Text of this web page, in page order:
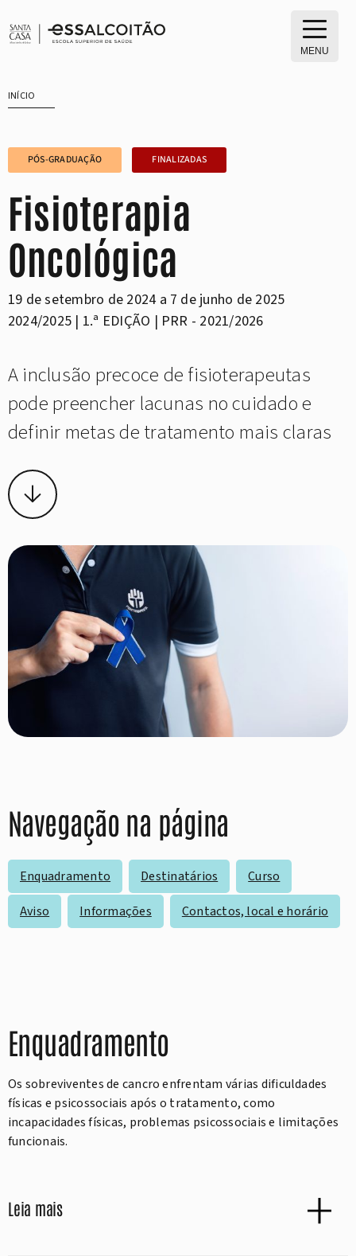
para
MENU
INÍCIO
PÓS-GRADUAÇÃO FINALIZADAS
Fisioterapia
Oncológica
19 de setembro de 2024 a 7 de junho de 2025
2024/2025 | 1.ª EDIÇÃO | PRR - 2021/2026
A inclusão precoce de fisioterapeutas
pode preencher lacunas no cuidado e
definir metas de tratamento mais claras
Navegação na página
Enquadramento Destinatários
Curso
Aviso
Informações Contactos, local e horário
Enquadramento
Os sobreviventes de cancro enfrentam várias dificuldades
físicas e psicossociais após o tratamento, como
incapacidades físicas, problemas psicossociais e limitações
funcionais.
Leia mais